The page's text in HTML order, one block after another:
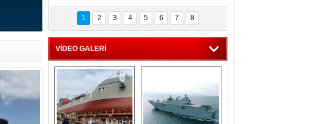
MSC'den 55 milyon
euroluk turizm geliri
müjdesi
5. Bosphorus Ship
Brokers Dinner,
İstanbul’da yapıldı
1 2 3 4 5 6 7 8
VİDEO GALERİ